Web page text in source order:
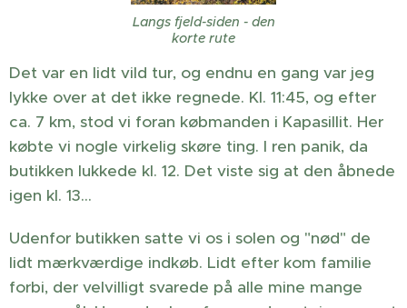
Langs fjeld-siden - den
korte rute
Det var en lidt vild tur, og endnu en gang var jeg
lykke over at det ikke regnede. Kl. 11:45, og efter
ca. 7 km, stod vi foran købmanden i Kapasillit. Her
købte vi nogle virkelig skøre ting. I ren panik, da
butikken lukkede kl. 12. Det viste sig at den åbnede
igen kl. 13…
Udenfor butikken satte vi os i solen og "nød" de
lidt mærkværdige indkøb. Lidt efter kom familie
forbi, der velvilligt svarede på alle mine mange